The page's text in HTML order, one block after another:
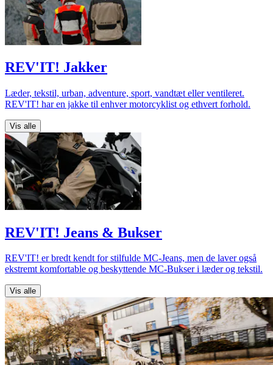
REV'IT! Jakker
Læder, tekstil, urban, adventure, sport, vandtæt eller ventileret.
REV'IT! har en jakke til enhver motorcyklist og ethvert forhold.
Vis alle
REV'IT! Jeans & Bukser
REV'IT! er bredt kendt for stilfulde MC-Jeans, men de laver også
ekstremt komfortable og beskyttende MC-Bukser i læder og tekstil.
Vis alle